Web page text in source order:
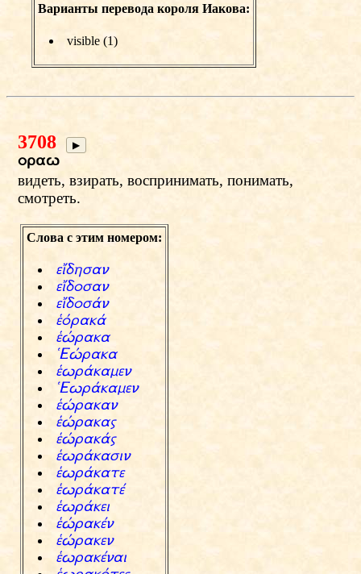
Варианты перевода короля Иакова:
visible (1)
3708 ▶
orav
видеть, взирать, воспринимать, понимать,
смотреть.
Слова с этим номером:
eаdhsan
eаdosan
eаdos‹n
Ґсrak‹
ҐЕraka
„EЕraka
Ґvr‹kamen
„Evr‹kamen
ҐЕrakan
ҐЕrakaw
ҐЕrak‹w
Ґvr‹kasin
Ґvr‹kate
Ґvr‹katЎ
Ґvr‹kei
ҐЕrakЎn
ҐЕraken
ҐvrakЎnai